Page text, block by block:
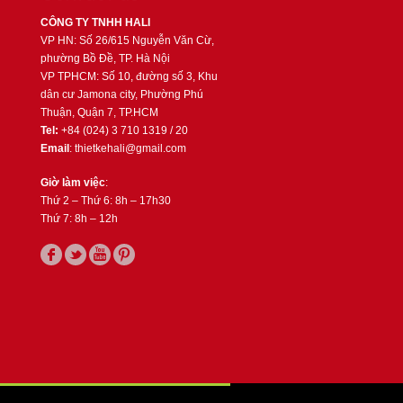
CÔNG TY TNHH HALI
VP HN: Số 26/615 Nguyễn Văn Cừ,
phường Bồ Đề, TP. Hà Nội
VP TPHCM: Số 10, đường số 3, Khu
dân cư Jamona city, Phường Phú
Thuận, Quận 7, TP.HCM
Tel: +84 (024) 3 710 1319 / 20
Email : thietkehali@gmail.com
Giờ làm việc:
Thứ 2 – Thứ 6: 8h – 17h30
Thứ 7: 8h – 12h